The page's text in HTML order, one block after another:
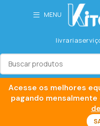
MENU
livraria
Acesse os melhores
pagando mensalmente